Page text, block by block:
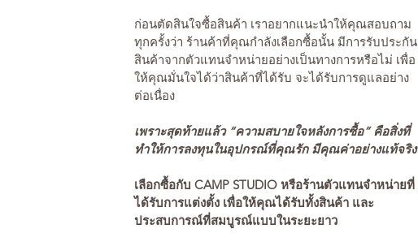
ก่อนตัดสินใจซื้อสินค้า เราอยากแนะนำให้คุณสอบถาม
ทุกครั้งว่า ร้านค้าที่คุณกำลังเลือกซื้อนั้น มีการรับประกัน
สินค้าจากตัวแทนจำหน่ายอย่างเป็นทางการหรือไม่ เพื่อ
ให้คุณมั่นใจได้ว่าสินค้าที่ได้รับ จะได้รับการดูแลอย่าง
ต่อเนื่อง
เพราะสุดท้ายแล้ว “ความสบายใจหลังการซื้อ” คือสิ่งที่
ทำให้การลงทุนในอุปกรณ์ที่คุณรัก มีคุณค่าอย่างแท้จริง
เลือกซื้อกับ CAMP STUDIO หรือร้านตัวแทนจำหน่ายที่
ได้รับการแต่งตั้ง เพื่อให้คุณได้รับทั้งสินค้า และ
ประสบการณ์ที่สมบูรณ์แบบในระยะยาว